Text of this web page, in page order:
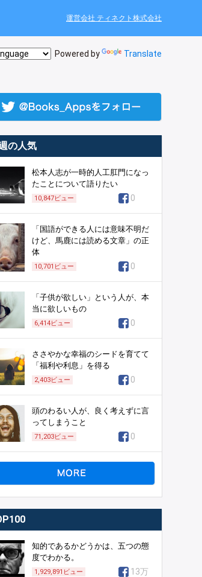
運営会社 ティネクト株式会社
Powered by Translate
の人気
松本人志が一時的人工肛門になっ
たことについて語りたい
10,847ビュー 0
「国語ができる人には意味不明だ
けど、馬鹿には読める文章」の正
体
10,701 ビュー 0
「子供が欲しい」という人が、本
当に欲しいもの
6,414ビュー 0
ささやかな幸福のシードを育てて
「福利や利息」を得る
2,403ビュー 0
頭のわるい人が、良く考えずに言
ってしまうこと
71,203ビュー 0
知的であるかどうかは、五つの態
度でわかる。
1,929,891 ビュー 13万